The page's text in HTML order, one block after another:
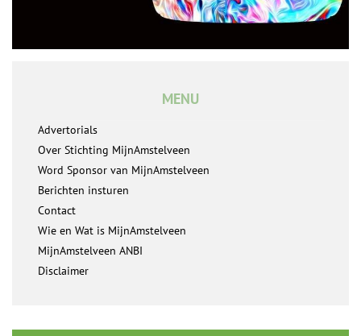
MENU
Advertorials
Over Stichting MijnAmstelveen
Word Sponsor van MijnAmstelveen
Berichten insturen
Contact
Wie en Wat is MijnAmstelveen
MijnAmstelveen ANBI
Disclaimer